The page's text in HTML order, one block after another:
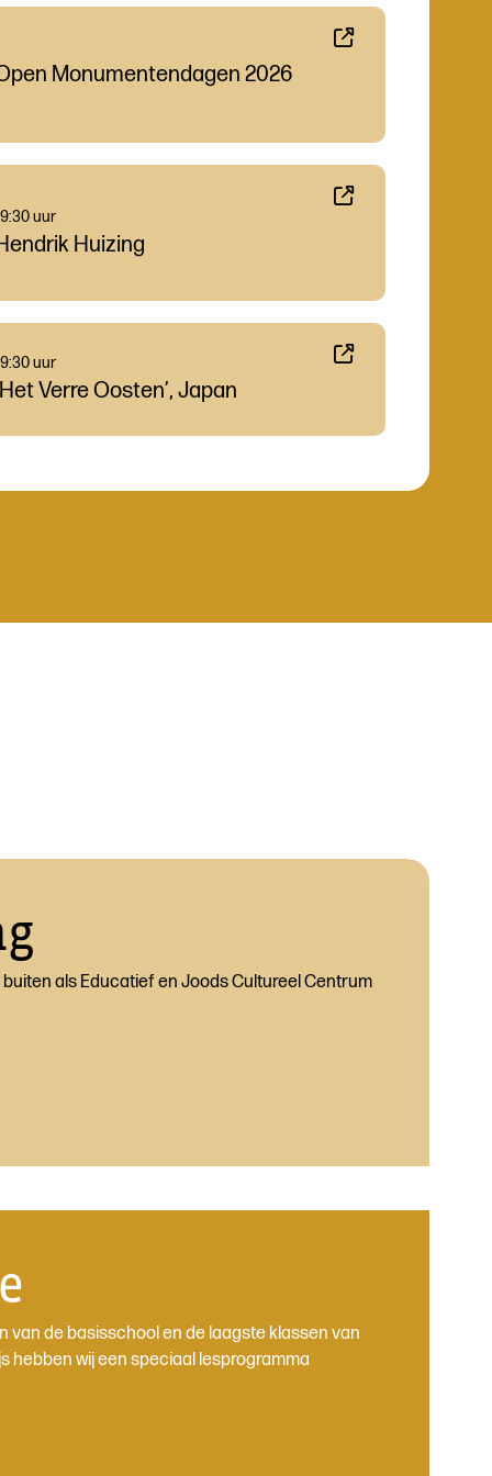
Monumentendagen 2026
uur
Huizing
uur
Verre Oosten’, Japan
als Educatief en Joods Cultureel Centrum
van de basisschool en de laagste klassen van
hebben wij een speciaal lesprogramma